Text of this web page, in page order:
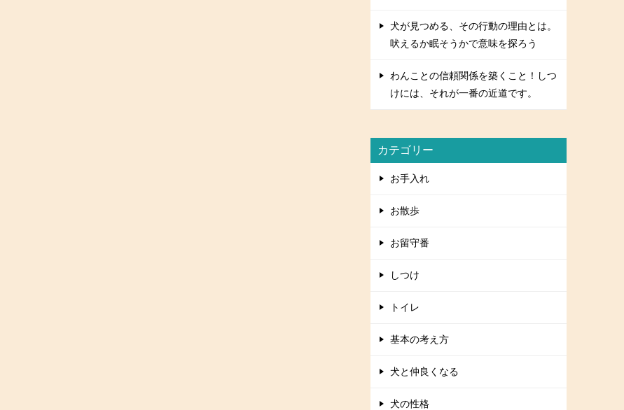
犬が見つめる、その行動の理由とは。
吠えるか眠そうかで意味を探ろう
わんことの信頼関係を築くこと！しつ
けには、それが一番の近道です。
カテゴリー
お手入れ
お散歩
お留守番
しつけ
トイレ
基本の考え方
犬と仲良くなる
犬の性格